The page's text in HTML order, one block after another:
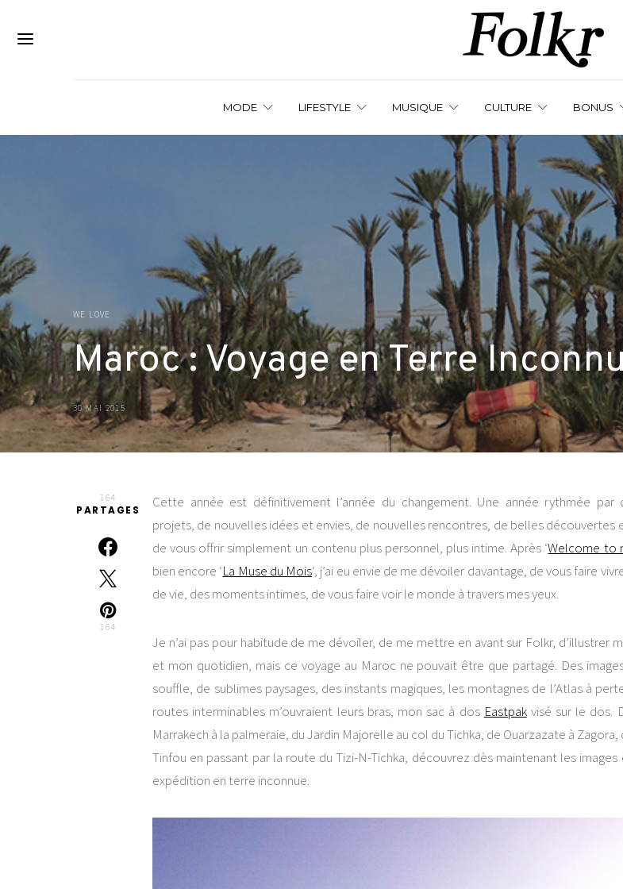
MODE LIFESTYLE MUSIQUE CULTURE BONUS
WE LOVE
Maroc : Voyage en Terre
30 MAI 2015
164
PARTAGES
164
Cette année est définitivement l’année du changement. Une année rythmée par
projets, de nouvelles idées et envies, de nouvelles rencontres, de belles découvertes
de vous offrir simplement un contenu plus personnel, plus intime. Après ‘Welcome to
bien encore ‘La Muse du Mois‘, j’ai eu envie de me dévoiler davantage, de vous faire
de vie, des moments intimes, de vous faire voir le monde à travers mes yeux.
Je n’ai pas pour habitude de me dévoiler, de me mettre en avant sur Folkr, d’illustrer
et mon quotidien, mais ce voyage au Maroc ne pouvait être que partagé. Des
souffle, de sublimes paysages, des instants magiques, les montagnes de l’Atlas à
routes interminables m’ouvraient leurs bras, mon sac à dos Eastpakvisé sur le dos.
Marrakech à la palmeraie, du Jardin Majorelle au col du Tichka, de Ouarzazate à Zagora,
Tinfou en passant par la route du Tizi-N-Tichka, découvrez dès maintenant les
expédition en terre inconnue.